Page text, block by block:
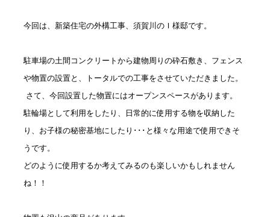
今回は、新築住宅の外構工事、須賀川のＩ様邸です。
駐車場の土間コンクリートから建物周りの砕石敷き、フェンス
や物置の設置と、トータルでの工事をさせていただきました。
さて、今回設置した物置にはオープンスペースがあります。
駐輪場として利用をしたり、日常的に使用する物を収納した
り、お子様の秘密基地にしたり･･･と様々な用途で使用できそ
うです。
どのように使用するか考えてみるのも楽しいかもしれません
ね！！